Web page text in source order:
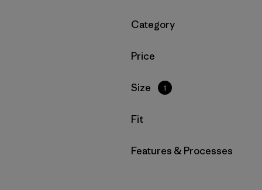
Filtrar por
Category
Filtrar por
Price
Filtrar por
Size 1
Filtrar por
Fit
Filtrar por
Features & Processes